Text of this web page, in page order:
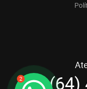
2 (64)